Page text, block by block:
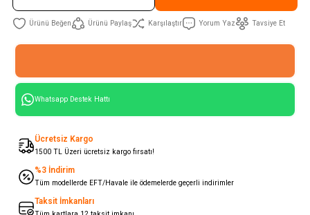
Ürünü Paylaş Karşılaştır Yorum Yaz Tavsiye Et
Whatsapp Destek Hattı
Ücretsiz Kargo
1500 TL Üzeri ücretsiz kargo fırsatı!
%3 İndirim
Tüm modellerde EFT/Havale ile ödemelerde geçerli indirimler
Taksit İmkanları